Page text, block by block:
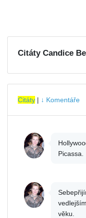
Citáty Candice
Citáty | ↓ Komentáře
Picassa.
věku.